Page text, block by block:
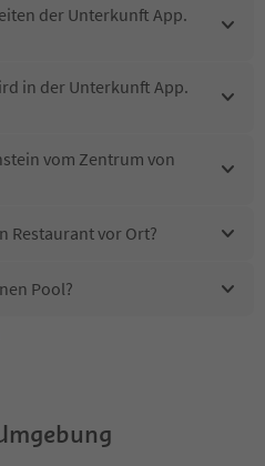
der Unterkunft App.
in der Unterkunft App.
vom Zentrum von
Restaurant vor Ort?
Pool?
App. Res. Herrenstein
Herrenstein?
einen